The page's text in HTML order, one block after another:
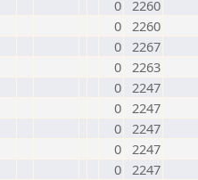
0 2260
0 2260
0 2267
0 2263
0 2247
0 2247
0 2247
0 2247
0 2247